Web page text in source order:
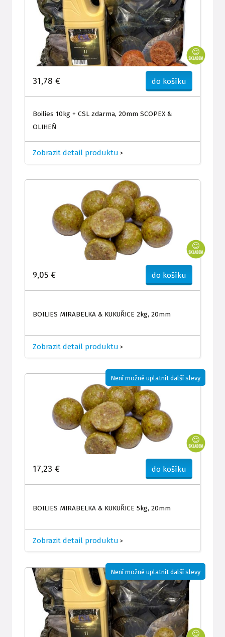
31,78 € do košíku
Boilies 10kg + CSL zdarma, 20mm SCOPEX &
OLIHEŇ
Zobrazit detail produktu >
9,05 € do košíku
BOILIES MIRABELKA & KUKUŘICE 2kg, 20mm
Zobrazit detail produktu >
17,23 € do košíku
BOILIES MIRABELKA & KUKUŘICE 5kg, 20mm
Zobrazit detail produktu >
Není možné uplatnit další slevy
Není možné uplatnit další slevy